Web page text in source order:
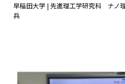
早稲田大学 | 先進理工学研究科 ナ
兵